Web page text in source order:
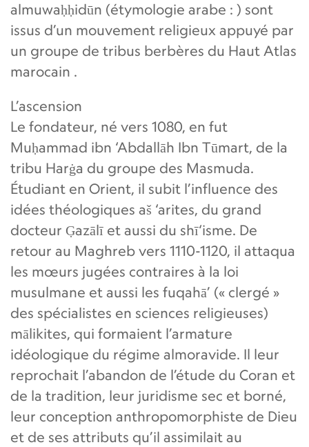
almuwaḥḥidūn (étymologie arabe : ) sont
issus d’un mouvement religieux appuyé par
un groupe de tribus berbères du Haut Atlas
marocain .
L’ascension
Le fondateur, né vers 1080, en fut
Muḥammad ibn ‘Abdallāh Ibn Tūmart, de la
tribu Harġa du groupe des Masmuda.
Étudiant en Orient, il subit l’influence des
idées théologiques aš ‘arites, du grand
docteur G̣azālī et aussi du shī‘isme. De
retour au Maghreb vers 1110-1120, il attaqua
les mœurs jugées contraires à la loi
musulmane et aussi les fuqahā’ (« clergé »
des spécialistes en sciences religieuses)
mālikites, qui formaient l’armature
idéologique du régime almoravide. Il leur
reprochait l’abandon de l’étude du Coran et
de la tradition, leur juridisme sec et borné,
leur conception anthropomorphiste de Dieu
et de ses attributs qu’il assimilait au